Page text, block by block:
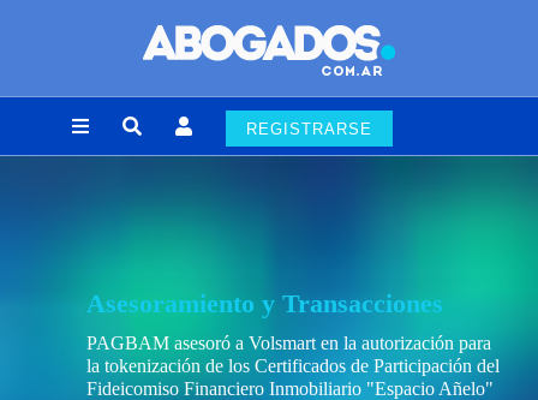
REGISTRARSE
Asesoramiento y Transacciones
PAGBAM asesoró a Volsmart en la autorización para
la tokenización de los Certificados de Participación del
Fideicomiso Financiero Inmobiliario "Espacio Añelo"